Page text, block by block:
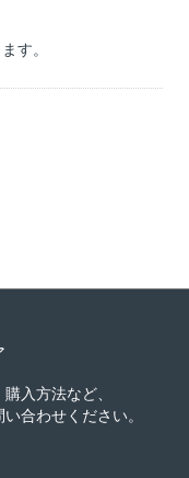
す。
入方法など、
合わせください。